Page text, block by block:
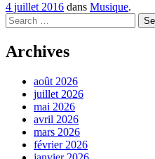
4 juillet 2016 dans Musique.
Search
Archives
août 2026
juillet 2026
mai 2026
avril 2026
mars 2026
février 2026